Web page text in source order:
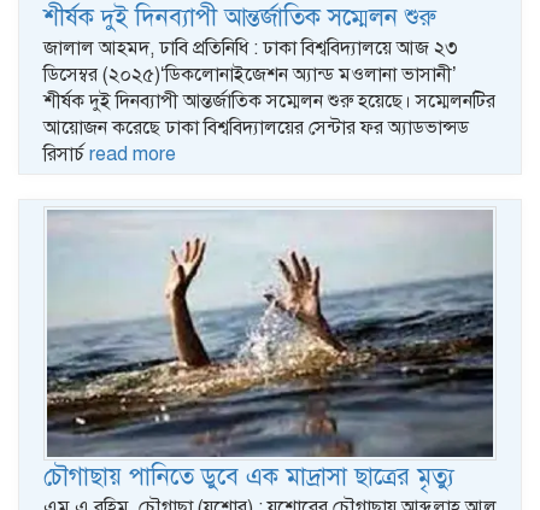
শীর্ষক দুই দিনব্যাপী আন্তর্জাতিক সম্মেলন শুরু
জালাল আহমদ, ঢাবি প্রতিনিধি : ঢাকা বিশ্ববিদ্যালয়ে আজ ২৩
ডিসেম্বর (২০২৫)‘ডিকলোনাইজেশন অ্যান্ড মওলানা ভাসানী’
শীর্ষক দুই দিনব্যাপী আন্তর্জাতিক সম্মেলন শুরু হয়েছে। সম্মেলনটির
আয়োজন করেছে ঢাকা বিশ্ববিদ্যালয়ের সেন্টার ফর অ্যাডভান্সড
রিসার্চ read more
চৌগাছায় পানিতে ডুবে এক মাদ্রাসা ছাত্রের মৃত্যু